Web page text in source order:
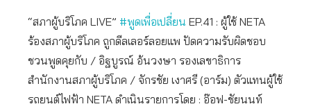
“สภาผู้บริโภค LIVE” #พูดเพื่อเปลี่ยน EP.41 : ผู้ใช้ NETA
ร้องสภาผู้บริโภค ถูกดีลเลอร์ลอยแพ ปัดความรับผิดชอบ
ชวนพูดคุยกับ / อิฐบูรณ์ อ้นวงษา รองเลขาธิการ
สำนักงานสภาผู้บริโภค / จักรชัย เงาศรี (อาร์ม) ตัวแทนผู้ใช้
รถยนต์ไฟฟ้า NETA ดำเนินรายการโดย : อ๊อฟ-ชัยนนท์